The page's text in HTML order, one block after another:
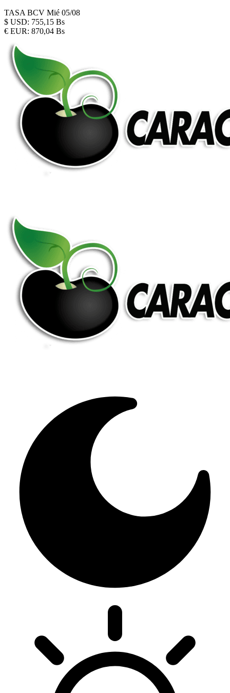
TASA BCV Mié 05/08
$ USD: 755,15 Bs
€ EUR: 870,04 Bs